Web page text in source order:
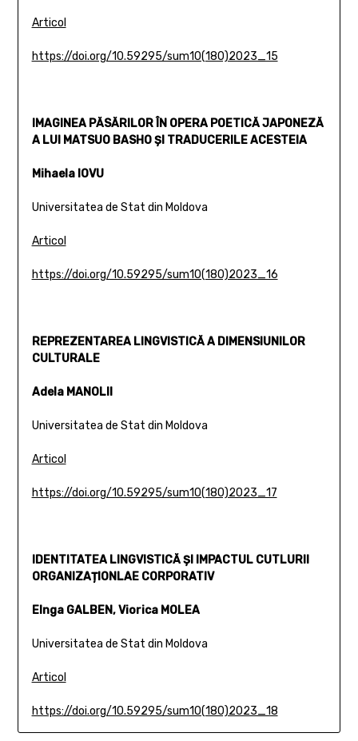
Articol
https://doi.org/10.59295/sum10(180)2023_15
IMAGINEA PĂSĂRILOR ÎN OPERA POETICĂ JAPONEZĂ
A LUI MATSUO BASHO ȘI TRADUCERILE ACESTEIA
Mihaela IOVU
Universitatea de Stat din Moldova
Articol
https://doi.org/10.59295/sum10(180)2023_16
REPREZENTAREA LINGVISTICĂ A DIMENSIUNILOR
CULTURALE
Adela MANOLII
Universitatea de Stat din Moldova
Articol
https://doi.org/10.59295/sum10(180)2023_17
IDENTITATEA LINGVISTICĂ ȘI IMPACTUL CUTLURII
ORGANIZAȚIONLAE CORPORATIV
EInga GALBEN, Viorica MOLEA
Universitatea de Stat din Moldova
Articol
https://doi.org/10.59295/sum10(180)2023_18